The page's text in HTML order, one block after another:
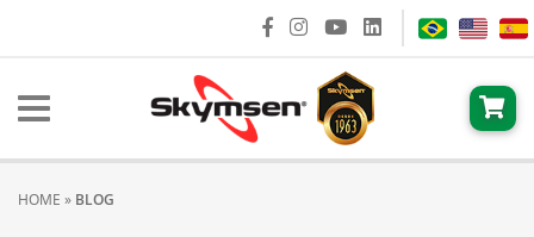
HOME » BLOG